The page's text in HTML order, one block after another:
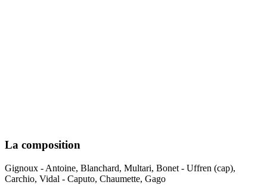
La composition
Gignoux - Antoine, Blanchard, Multari, Bonet - Uffren (cap),
Carchio, Vidal - Caputo, Chaumette, Gago